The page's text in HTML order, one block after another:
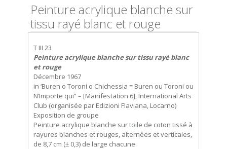
Peinture acrylique blanche sur
tissu rayé blanc et rouge
T III 23
Peinture acrylique blanche sur tissu rayé blanc
et rouge
Décembre 1967
in ‘Buren o Toroni o Chichessia = Buren ou Toroni ou
N’Importe qui” – [Manifestation 6], International Arts
Club (organisée par Edizioni Flaviana, Locarno)
Exposition de groupe
Peinture acrylique blanche sur toile de coton tissé à
rayures blanches et rouges, alternées et verticales,
de 8,7 cm (± 0,3) de large chacune.